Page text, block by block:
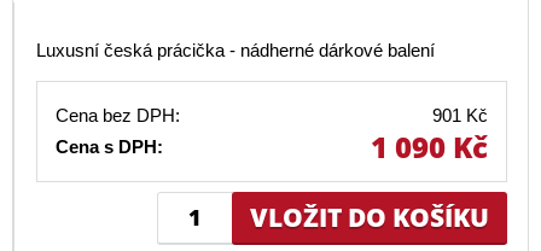
Luxusní česká prácička - nádherné dárkové balení
Cena bez DPH:
901 Kč
Cena s DPH:
1 090 Kč